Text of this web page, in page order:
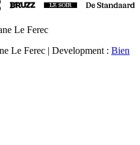
Le Ferec
Le Ferec | Development : Bien